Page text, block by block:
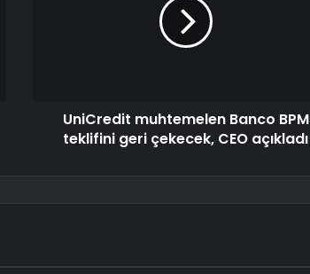
UniCredit muhtemelen Banco BPM
teklifini geri çekecek, CEO açıkladı